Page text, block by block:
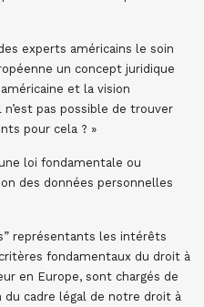
experts américains le soin
un concept juridique
et la vision
pas possible de trouver
pour cela ? »
loi fondamentale ou
des données personnelles
représentants les intérêts
fondamentaux du droit à
en Europe, sont chargés de
cadre légal de notre droit à